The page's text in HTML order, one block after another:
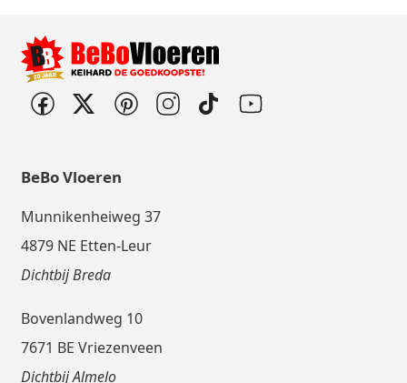
BeBo Vloeren
Munnikenheiweg 37
4879 NE Etten-Leur
Dichtbij Breda
Bovenlandweg 10
7671 BE Vriezenveen
Dichtbij Almelo